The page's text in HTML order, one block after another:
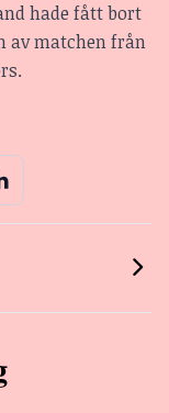
hade fått bort
av matchen från